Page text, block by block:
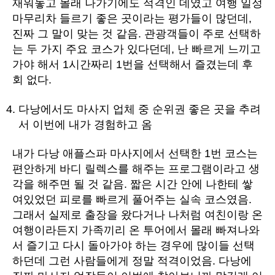
재워놓고 몰래 나가기에도 적격인 데였고 여행 일정
마무리차 들르기 좋은 곳이라는 평가들이 많던데,
진짜 그 말이 맞는 것 같음. 관광객들이 주로 선택하
는 두 가지 주요 코스가 있다던데, 난 빠르게 느끼고
가야 해서 1시간짜리 1번을 선택해서 즐겼는데 후
회 없다.
다낭에서도 마사지 업체 중 순위권 좋은 곳을 추려
서 이번에 내가 경험하고 옴
내가 다낭 애플스파 마사지에서 선택한 1번 코스는
편안하게 바디 릴렉스를 해주는 프로그램이라고 생
각을 해주면 될 것 같음. 짧은 시간 안에 나한테 쌓
여있었던 피로를 빠르게 풀어주는 실속 코스였음.
그래서 실제로 출장을 왔다거나 나처럼 여친이랑 온
여행이라든지 가족끼리 온 투어에서 몰래 빠져나와
서 즐기고 다시 돌아가야 하는 경우에 많이들 선택
하던데 그런 사람들에게 정말 적격이었음. 다낭에